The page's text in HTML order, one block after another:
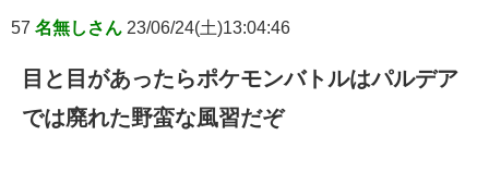
57 名無しさん 23/06/24(土)13:04:46
目と目があったらポケモンバトルはパルデア
では廃れた野蛮な風習だぞ